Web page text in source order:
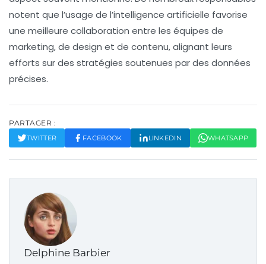
notent que l’usage de l’intelligence artificielle favorise
une meilleure collaboration entre les équipes de
marketing, de design et de contenu, alignant leurs
efforts sur des stratégies soutenues par des données
précises.
PARTAGER :
TWITTER FACEBOOK LINKEDIN WHATSAPP
Delphine Barbier